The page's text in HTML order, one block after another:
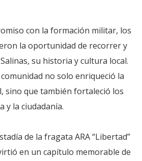
con la formación militar, los
la oportunidad de recorrer y
su historia y cultura local.
no solo enriqueció la
sino que también fortaleció los
y la ciudadanía.
de la fragata ARA “Libertad”
en un capítulo memorable de